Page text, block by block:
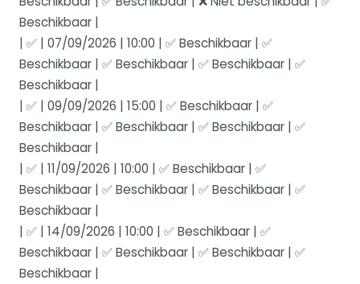
Beschikbaar |
| ✅ | 07/09/2026 | 10:00 | ✅ Beschikbaar | ✅
Beschikbaar | ✅ Beschikbaar | ✅ Beschikbaar | ✅
Beschikbaar |
| ✅ | 09/09/2026 | 15:00 | ✅ Beschikbaar | ✅
Beschikbaar | ✅ Beschikbaar | ✅ Beschikbaar | ✅
Beschikbaar |
| ✅ | 11/09/2026 | 10:00 | ✅ Beschikbaar | ✅
Beschikbaar | ✅ Beschikbaar | ✅ Beschikbaar | ✅
Beschikbaar |
| ✅ | 14/09/2026 | 10:00 | ✅ Beschikbaar | ✅
Beschikbaar | ✅ Beschikbaar | ✅ Beschikbaar | ✅
Beschikbaar |